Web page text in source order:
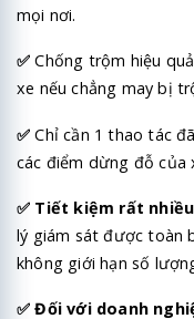
mọi nơi.
✅ Chống trộm hiệu
xe nếu chẳng may bị
✅ Chỉ cần 1 thao tác
các điểm dừng đỗ của
✅ Tiết kiệm rất
lý giám sát được toàn
không giới hạn số
✅ Đối với doanh